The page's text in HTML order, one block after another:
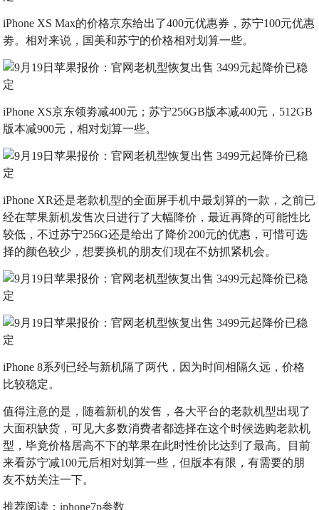
iPhone XS Max的价格京东给出了400元优惠券，苏宁100元优惠
劵。相对来说，国美和苏宁的价格相对划算一些。
iPhone XS京东领劵减400元；苏宁256GB版本减400元，512GB
版本减900元，相对划算一些。
iPhone XR还是老款机型的全面屏手机中最划算的一款，之前已
经在苹果新机发售次日进行了大幅降价，最近再降的可能性比
较低，不过苏宁256G还是给出了降价200元的优惠，可惜可选
择的颜色较少，想要换机的朋友们现在不妨抓紧机会。
iPhone 8系列已经与新机隔了两代，因为时间相隔久远，价格
比较稳定。
值得注意的是，随着新机的发售，各大平台的老款机型出现了
大面积缺货，可见大多数消费者都选择在这个时候选购老款机
型，毕竟价格居高不下的苹果在此时性价比达到了最高。目前
来看苏宁减100元后相对划算一些，但版本有限，有需要的朋
友不妨关注一下。
推荐阅读：iphone7p参数